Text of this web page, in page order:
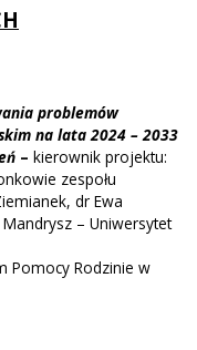
problemów
na lata 2024 – 2033
– kierownik projektu:
zespołu
dr Ewa
– Uniwersytet
Pomocy Rodzinie w